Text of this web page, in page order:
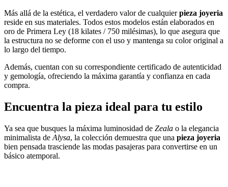
Más allá de la estética, el verdadero valor de cualquierpieza joyeria
reside en sus materiales. Todos estos modelos están elaborados en
oro de Primera Ley (18 kilates / 750 milésimas), lo que asegura que
la estructura no se deforme con el uso y mantenga su color original a
lo largo del tiempo.
Además, cuentan con su correspondiente certificado de autenticidad
y gemología, ofreciendo la máxima garantía y confianza en cada
compra.
Encuentra la pieza ideal para tu estilo
Ya sea que busques la máxima luminosidad de Zeala o la elegancia
minimalista de Alysa, la colección demuestra que una pieza joyeria
bien pensada trasciende las modas pasajeras para convertirse en un
básico atemporal.